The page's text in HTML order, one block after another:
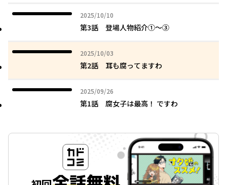
2025/10/10
2025年10月10日
第3話 登場人物紹介①～③
2025/10/03
2025年10月03日
第2話 耳も腐ってますわ
2025/09/26
2025年09月26日
第1話 腐女子は最高！ ですわ